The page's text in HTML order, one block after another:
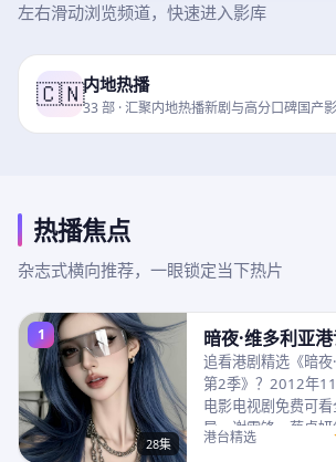
左右滑动浏览频道，快速进入影库
🇨🇳内地热播
33部 ·汇聚内地热播新剧与高分口碑国产
热播焦点
杂志式横向推荐，一眼锁定当下热片
1
28集
暗夜·维多利亚
追看港剧精选《暗夜
第2季》？2012年
电影电视剧免费可
导，谢霆锋、蔡卓
免费同步超…
港台精选